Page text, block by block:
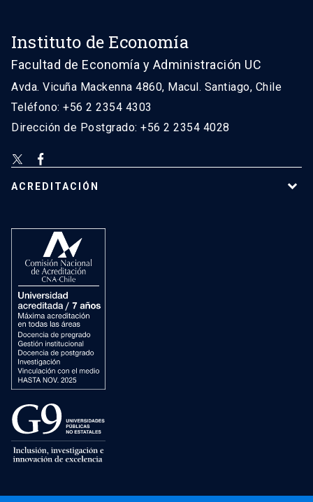
Instituto de Economía
Facultad de Economía y Administración UC
Avda. Vicuña Mackenna 4860, Macul. Santiago, Chile
Teléfono: +56 2 2354 4303
Dirección de Postgrado: +56 2 2354 4028
ACREDITACIÓN